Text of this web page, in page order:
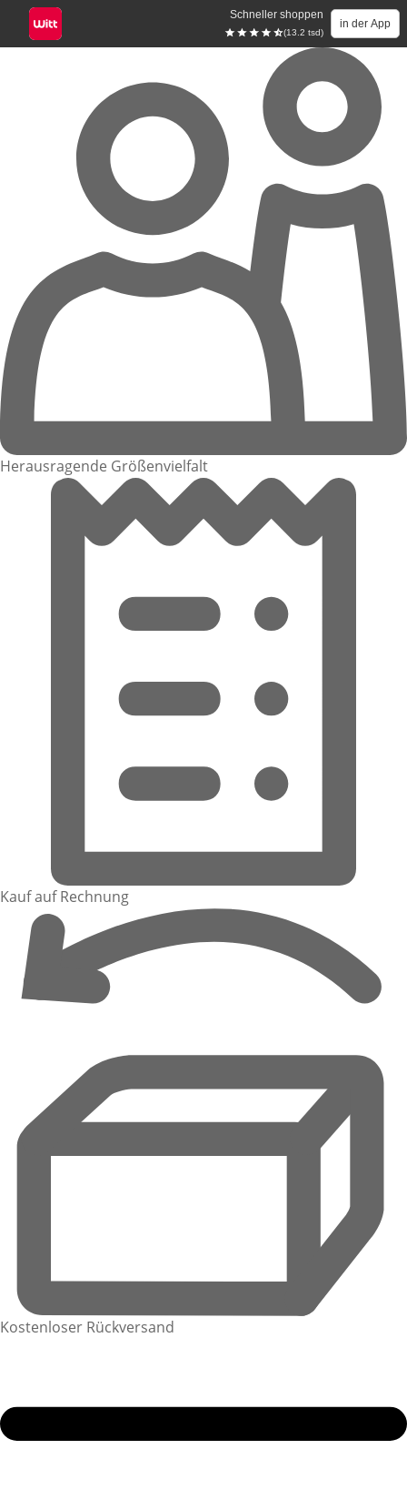
Schneller shoppen
(13.2 tsd)
in der App
Herausragende Größenvielfalt
Kauf auf Rechnung
Kostenloser Rückversand